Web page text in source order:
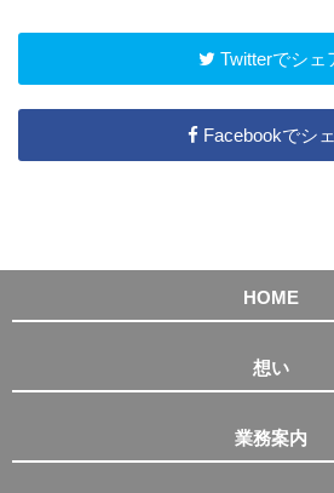
Twitterでシェ
Facebookでシ
HOME
想い
業務案内